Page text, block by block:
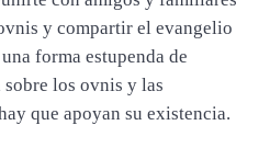
y compartir el evangelio
forma estupenda de
los ovnis y las
que apoyan su existencia.